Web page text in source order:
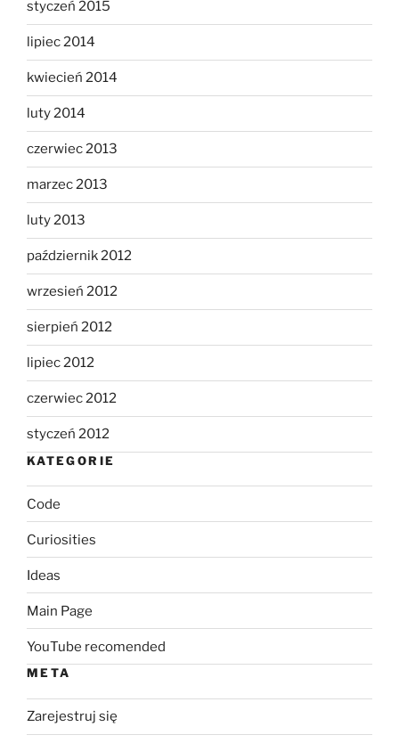
styczeń 2015
lipiec 2014
kwiecień 2014
luty 2014
czerwiec 2013
marzec 2013
luty 2013
październik 2012
wrzesień 2012
sierpień 2012
lipiec 2012
czerwiec 2012
styczeń 2012
KATEGORIE
Code
Curiosities
Ideas
Main Page
YouTube recomended
META
Zarejestruj się